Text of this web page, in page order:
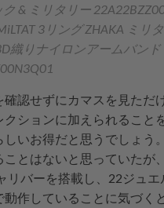
ク & ミリタリー
3リング ZHAKA ミリ
織りナイロンアームバンド
確認せずにカマスを見ただ
クションに加えられること
しいお得だと思うでしょう
ことはないと思っていたが
リバーを搭載し、22ジュエ
動作していることに気づく